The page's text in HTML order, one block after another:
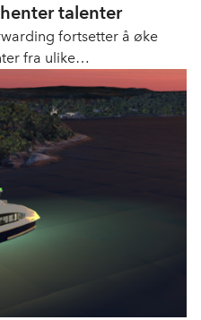
talenter
fortsetter å øke
fra ulike
må man rekruttere
veteran i bransjen, Leif-